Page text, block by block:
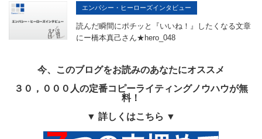
エンパシー・ヒーローズインタビュー
読んだ瞬間にポチッと『いいね！』したくなる文章
にー橋本真己さん★hero_048
今、このブログをお読みのあなたにオススメ
３０，０００人の定番コピーライティングノウハウが無
料！
▼ 詳しくはこちら ▼